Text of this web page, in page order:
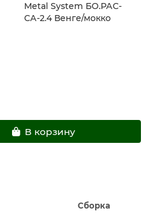
Metal System БО.РАС-
СА-2.4 Венге/мокко
В корзину
Сборка